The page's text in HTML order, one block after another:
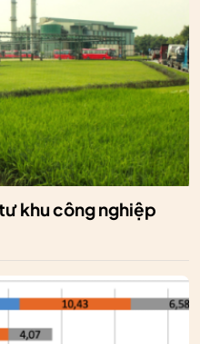
khu công nghiệp